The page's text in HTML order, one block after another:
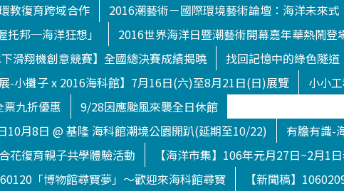
教復育跨域合作
2016潮藝術－國際環境藝術論壇：海洋未來式
托邦─海洋狂想」
2016世界海洋日暨潮藝術開幕嘉年華熱鬧登
下滑翔機創意競賽】全國總決賽成績揭曉
找回記憶中的綠色隧道
展-小攤子 x 2016海科館】7月16日(六)至8月21日(日)展覽
小小
九折優惠
9/28因應颱風來襲全日休館
10月8日 @ 基隆 海科館潮境公園開趴(延期至10/22)
有膽有識-
花復育親子共學體驗活動
【海洋市集】106年元月27日~2月1
「博物館尋寶夢」～歡迎來海科館尋寶
【新聞稿】